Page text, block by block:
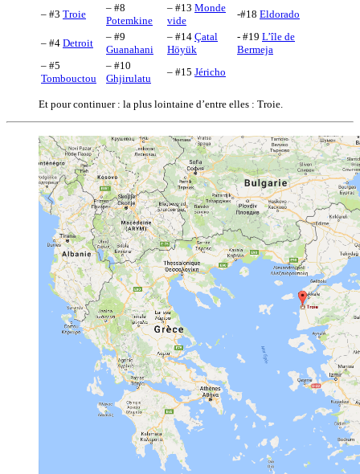
– #3 Troie
– #8
Potemkine
– #13 Monde
vide
-#18 Eldorado
– #4 Detroit
– #9
Guanahani
– #14 Çatal
Höyük
- #19 L’île de
Bermeja
– #5
Tombouctou
– #10
Ghjirulatu
– #15 Jéricho
Et pour continuer : la plus lointaine d’entre elles : Troie.